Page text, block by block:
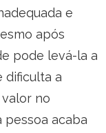
e
após
pode levá-la a
dificulta a
no
pessoa acaba